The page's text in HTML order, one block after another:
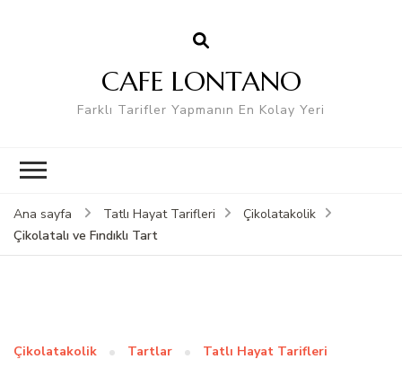
CAFE LONTANO
Farklı Tarifler Yapmanın En Kolay Yeri
Ana sayfa Tatlı Hayat Tarifleri
Çikolatakolik
Çikolatalı ve Fındıklı Tart
Çikolatakolik Tartlar Tatlı Hayat Tarifleri